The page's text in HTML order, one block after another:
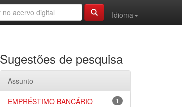
Idioma
Sugestões de pesquisa
Assunto
1
EMPRÉSTIMO BANCÁRIO